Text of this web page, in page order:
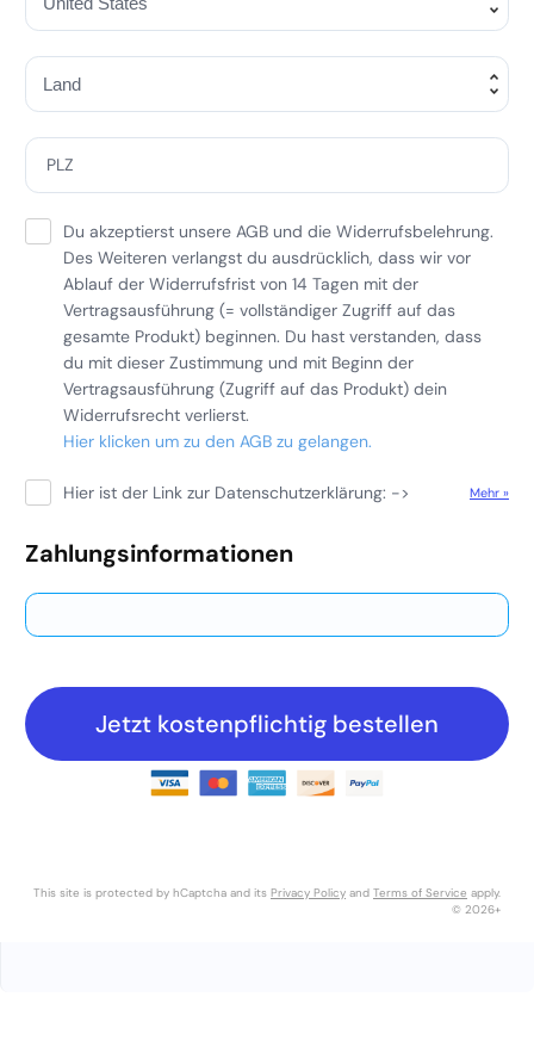
PLZ
Du akzeptierst unsere AGB und die Widerrufsbelehrung.
Des Weiteren verlangst du ausdrücklich, dass wir vor
Ablauf der Widerrufsfrist von 14 Tagen mit der
Vertragsausführung (= vollständiger Zugriff auf das
gesamte Produkt) beginnen. Du hast verstanden, dass
du mit dieser Zustimmung und mit Beginn der
Vertragsausführung (Zugriff auf das Produkt) dein
Widerrufsrecht verlierst.
Hier klicken um zu den AGB zu gelangen.
Mehr »
Hier ist der Link zur Datenschutzerklärung: ->
Zahlungsinformationen
Jetzt kostenpflichtig bestellen
This site is protected by hCaptcha and its Privacy Policy and Terms of Service apply.
© 2026+